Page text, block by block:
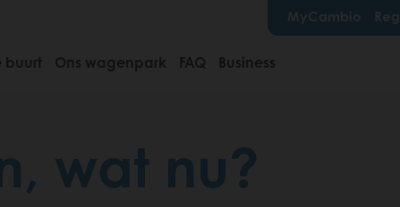
MyCambio
wat nu?